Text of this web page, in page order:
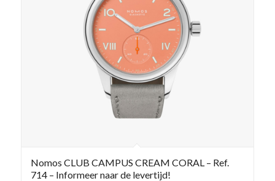
Nomos CLUB CAMPUS CREAM CORAL – Ref.
714 – Informeer naar de levertijd!